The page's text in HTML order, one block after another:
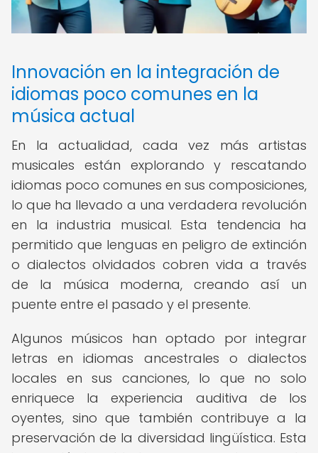
Innovación en la integración de
idiomas poco comunes en la
música actual
En la actualidad, cada vez más artistas
musicales están explorando y rescatando
idiomas poco comunes en sus composiciones,
lo que ha llevado a una verdadera revolución
en la industria musical. Esta tendencia ha
permitido que lenguas en peligro de extinción
o dialectos olvidados cobren vida a través
de la música moderna, creando así un
puente entre el pasado y el presente.
Algunos músicos han optado por integrar
letras en idiomas ancestrales o dialectos
locales en sus canciones, lo que no solo
enriquece la experiencia auditiva de los
oyentes, sino que también contribuye a la
preservación de la diversidad lingüística. Esta